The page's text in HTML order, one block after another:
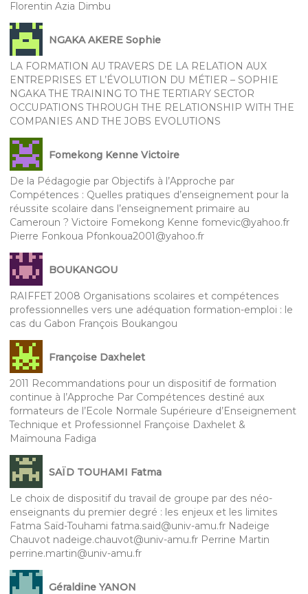
Florentin Azia Dimbu
NGAKA AKERE Sophie
LA FORMATION AU TRAVERS DE LA RELATION AUX
ENTREPRISES ET L’ÉVOLUTION DU MÉTIER – SOPHIE
NGAKA THE TRAINING TO THE TERTIARY SECTOR
OCCUPATIONS THROUGH THE RELATIONSHIP WITH THE
COMPANIES AND THE JOBS EVOLUTIONS
Fomekong Kenne Victoire
De la Pédagogie par Objectifs à l’Approche par
Compétences : Quelles pratiques d’enseignement pour la
réussite scolaire dans l’enseignement primaire au
Cameroun ? Victoire Fomekong Kenne fomevic@yahoo.fr
Pierre Fonkoua Pfonkoua2001@yahoo.fr
BOUKANGOU
RAIFFET 2008 Organisations scolaires et compétences
professionnelles vers une adéquation formation-emploi : le
cas du Gabon François Boukangou
Françoise Daxhelet
2011 Recommandations pour un dispositif de formation
continue à l’Approche Par Compétences destiné aux
formateurs de l’Ecole Normale Supérieure d’Enseignement
Technique et Professionnel Françoise Daxhelet &
Maïmouna Fadiga
SAÏD TOUHAMI Fatma
Le choix de dispositif du travail de groupe par des néo-
enseignants du premier degré : les enjeux et les limites
Fatma Saïd-Touhami fatma.said@univ-amu.fr Nadeige
Chauvot nadeige.chauvot@univ-amu.fr Perrine Martin
perrine.martin@univ-amu.fr
Géraldine YANON